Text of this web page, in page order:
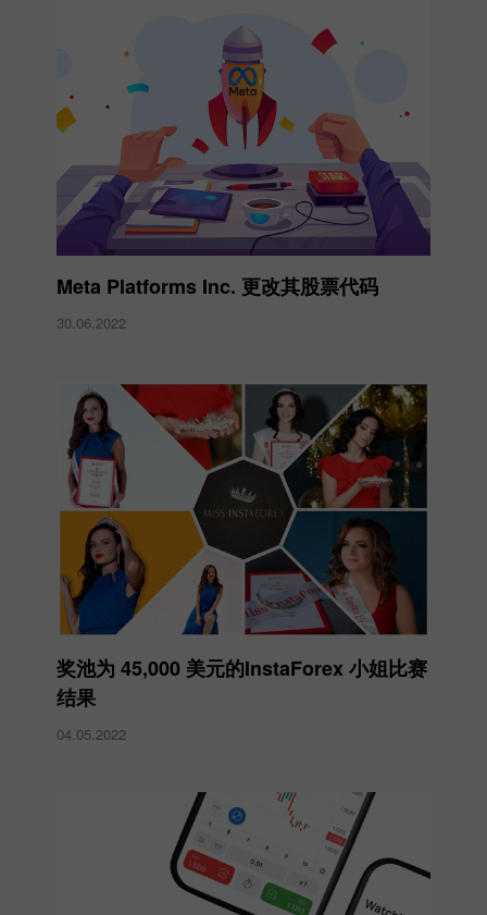
Meta Platforms Inc. 更改其股票代码
30.06.2022
奖池为 45,000 美元的InstaForex 小姐比赛
结果
04.05.2022